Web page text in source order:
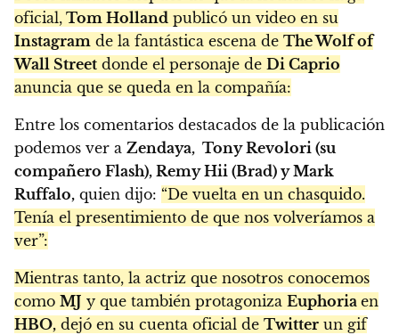
oficial, Tom Holland publicó un video en su
Instagram de la fantástica escena de The Wolf of
Wall Street donde el personaje de Di Caprio
anuncia que se queda en la compañía:
Entre los comentarios destacados de la publicación
podemos ver a Zendaya, Tony Revolori (su
compañero Flash), Remy Hii (Brad) y Mark
Ruffalo, quien dijo: “De vuelta en un chasquido.
Tenía el presentimiento de que nos volveríamos a
ver”:
Mientras tanto, la actriz que nosotros conocemos
como MJ y que también protagoniza Euphoria en
HBO, dejó en su cuenta oficial de Twitter un gif